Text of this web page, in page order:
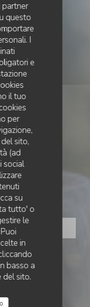
partner
questo
I
e
il tuo
per
sito,
(ad
social
su
tutto' o
le
in
basso a
del sito.